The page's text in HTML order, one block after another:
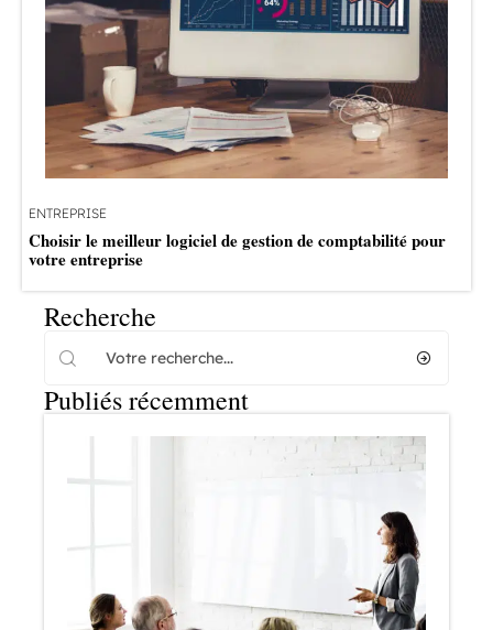
ENTREPRISE
Choisir le meilleur logiciel de gestion de comptabilité pour
votre entreprise
Recherche
Publiés récemment